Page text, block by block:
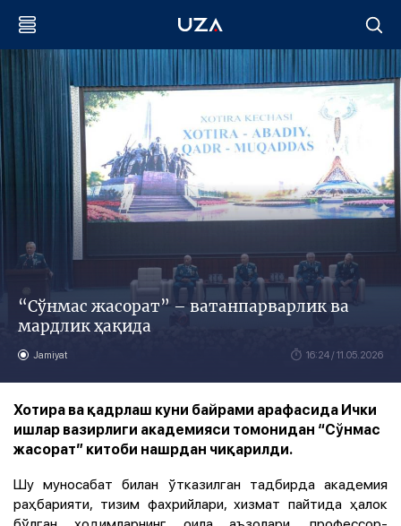
“Сўнмас жасорат” – ватанпарварлик ва
мардлик ҳақида
Jamiyat 16:24 / 11.05.2026
Хотира ва қадрлаш куни байрами арафасида Ички
ишлар вазирлиги академияси томонидан “Сўнмас
жасорат” китоби нашрдан чиқарилди.
Шу муносабат билан ўтказилган тадбирда академия
раҳбарияти, тизим фахрийлари, хизмат пайтида ҳалок